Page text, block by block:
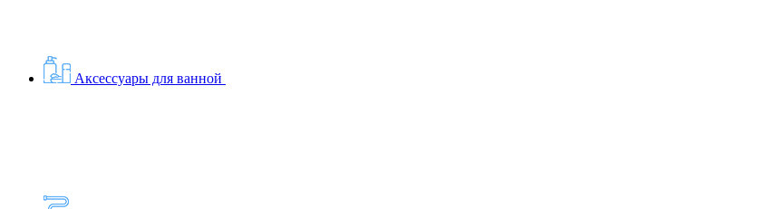
Аксессуары для ванной